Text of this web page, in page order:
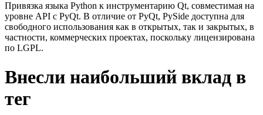
Привязка языка Python к инструментарию Qt, совместимая на
уровне API с PyQt. В отличие от PyQt, PySide доступна для
свободного использования как в открытых, так и закрытых, в
частности, коммерческих проектах, поскольку лицензирована
по LGPL.
Внесли наибольший вклад в
тег